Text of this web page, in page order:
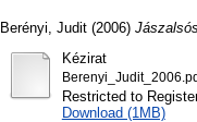
Berényi, Judit (2006)
Kézirat
Restricted to
Download (1MB)